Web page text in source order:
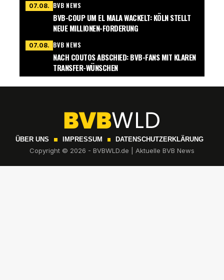
07.08. BVB NEWS
BVB-COUP UM EL MALA WACKELT: KÖLN STELLT
NEUE MILLIONEN-FORDERUNG
07.08. BVB NEWS
NACH COUTOS ABSCHIED: BVB-FANS MIT KLAREN
TRANSFER-WÜNSCHEN
ÜBER UNS IMPRESSUM DATENSCHUTZERKLÄRUNG
Copyright © 2026 - BVBWLD.de | Aktuelle BVB News